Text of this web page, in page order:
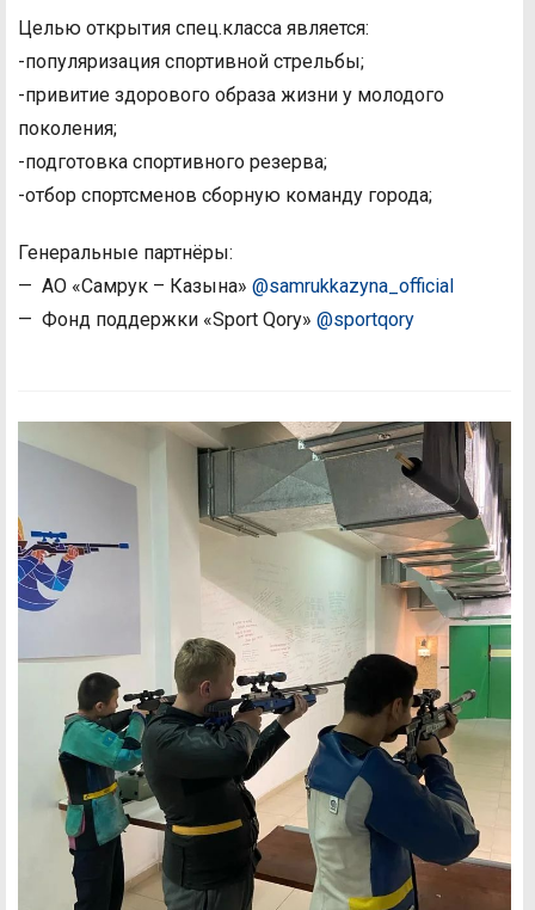
Целью открытия спец.класса является:
-популяризация спортивной стрельбы;
-привитие здорового образа жизни у молодого
поколения;
-подготовка спортивного резерва;
-отбор спортсменов сборную команду города;
Генеральные партнёры:
— АО «Самрук – Казына» @samrukkazyna_official
— Фонд поддержки «Sport Qory» @sportqory